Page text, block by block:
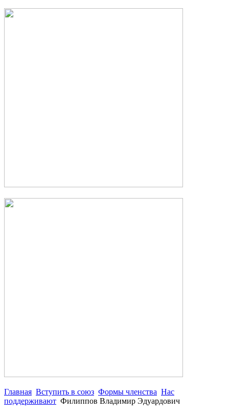
Главная Вступить в союз Формы членства Нас
поддерживают Филиппов Владимир Эдуардович